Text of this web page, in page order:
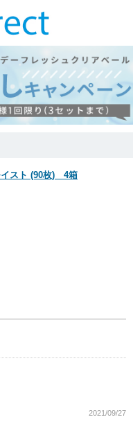
イスト (90枚) 4箱
2021/09/27